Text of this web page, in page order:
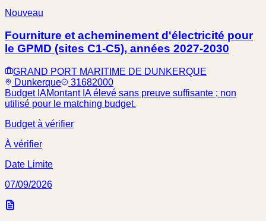
Nouveau
Fourniture et acheminement d'électricité pour
le GPMD (sites C1-C5), années 2027-2030
GRAND PORT MARITIME DE DUNKERQUE
Dunkerque
31682000
Budget IAMontant IA élevé sans preuve suffisante ; non
utilisé pour le matching budget.
Budget à vérifier
À vérifier
Date Limite
07/09/2026